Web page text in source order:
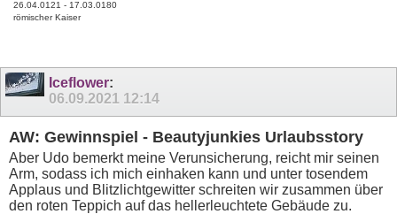
26.04.0121 - 17.03.0180
römischer Kaiser
Iceflower:
06.09.2021 12:14
AW: Gewinnspiel - Beautyjunkies Urlaubsstory
Aber Udo bemerkt meine Verunsicherung, reicht mir seinen
Arm, sodass ich mich einhaken kann und unter tosendem
Applaus und Blitzlichtgewitter schreiten wir zusammen über
den roten Teppich auf das hellerleuchtete Gebäude zu.